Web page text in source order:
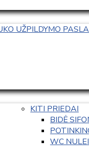
UŽPILDYMO
KITI PRIEDAI
BIDĖ
WC